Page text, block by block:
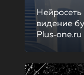
Нейросеть
видение
Plus‑one.ru